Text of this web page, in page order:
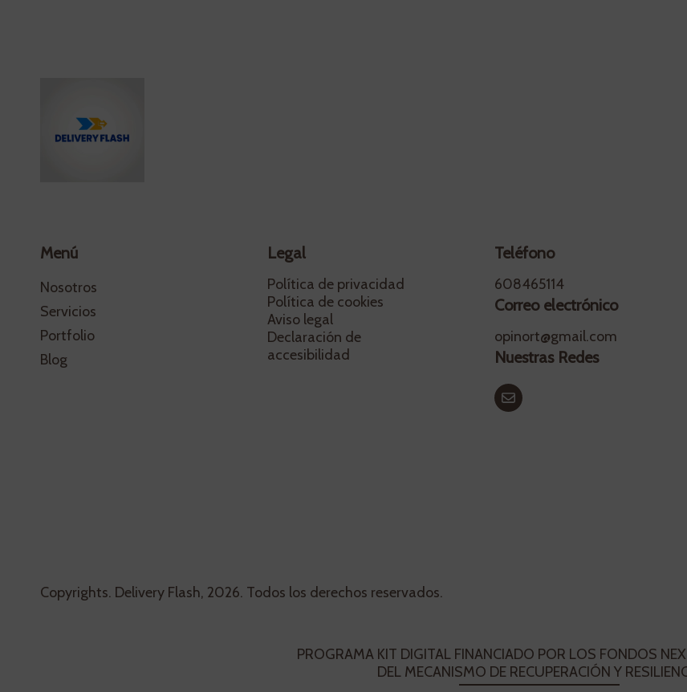
Menú
Nosotros
Servicios
Portfolio
Blog
Legal
Política de privacidad
Política de cookies
Aviso legal
Declaración de
accesibilidad
Teléfono
608465114
Correo electrónico
opinort@gmail.com
Nuestras Redes
Copyrights. Delivery Flash, 2026. Todos los derechos reservados.
PROGRAMA KIT DIGITAL FINANCIADO POR LOS FONDOS
DEL MECANISMO DE RECUPERACIÓN Y